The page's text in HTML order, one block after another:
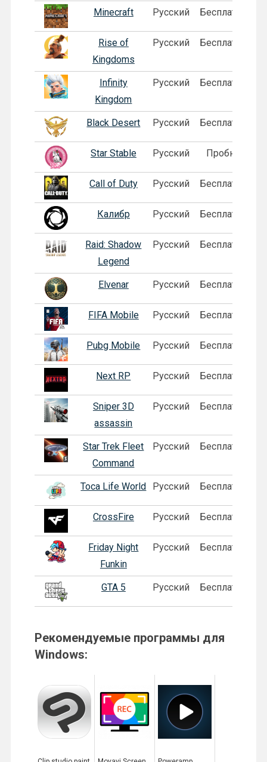
Minecraft Русский Бесплатная
Rise of
Kingdoms
Русский Бесплатная
Infinity
Kingdom
Русский Бесплатная
Black Desert Русский Бесплатная
Star Stable Русский Пробная
Call of Duty Русский Бесплатная
Калибр Русский Бесплатная
Raid: Shadow
Legend
Русский Бесплатная
Elvenar Русский Бесплатная
FIFA Mobile Русский Бесплатная
Pubg Mobile Русский Бесплатная
Next RP Русский Бесплатная
Sniper 3D
assassin
Русский Бесплатная
Star Trek Fleet
Command
Русский Бесплатная
Toca Life World Русский Бесплатная
CrossFire Русский Бесплатная
Friday Night
Funkin
Русский Бесплатная
GTA 5 Русский Бесплатная
Рекомендуемые программы для
Windows: